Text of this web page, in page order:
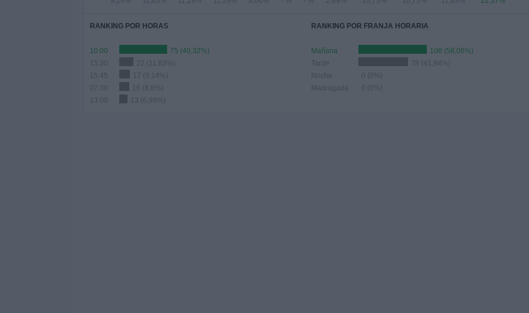
RANKING POR HORAS
10:00
75 (40,32%)
15:30
22 (11,83%)
15:45
17 (9,14%)
07:30
16 (8,6%)
13:00
13 (6,99%)
RANKING POR FRANJA HORARIA
Mañana
108 (58,06%)
Tarde
78 (41,94%)
Noche
0 (0%)
Madrugada
0 (0%)